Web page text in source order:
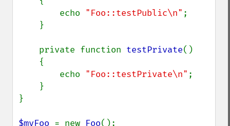
        echo
"Foo::testPublic\n" ;
    private function
testPrivate()
        echo
"Foo::testPrivate\n" ;
}
$myFoo = new Foo